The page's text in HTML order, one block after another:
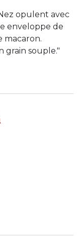
opulent avec
enveloppe de
macaron.
grain souple."